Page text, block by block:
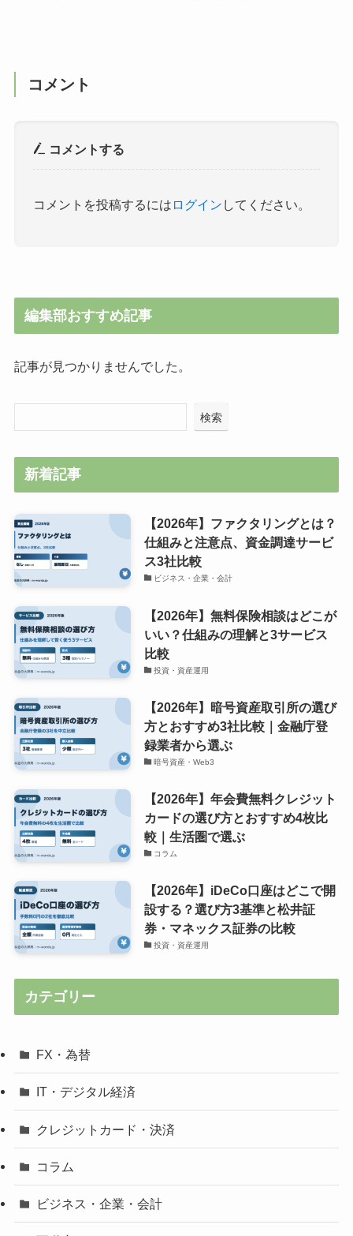
コメント
コメントする
コメントを投稿するには ログイン してください。
編集部おすすめ記事
記事が見つかりませんでした。
検索
新着記事
【2026年】ファクタリングとは？
仕組みと注意点、資金調達サービ
ス3社比較
ビジネス・企業・会計
【2026年】無料保険相談はどこが
いい？仕組みの理解と3サービス
比較
投資・資産運用
【2026年】暗号資産取引所の選び
方とおすすめ3社比較｜金融庁登
録業者から選ぶ
暗号資産・Web3
【2026年】年会費無料クレジット
カードの選び方とおすすめ4枚比
較｜生活圏で選ぶ
コラム
【2026年】iDeCo口座はどこで開
設する？選び方3基準と松井証
券・マネックス証券の比較
投資・資産運用
カテゴリー
FX・為替
IT・デジタル経済
クレジットカード・決済
コラム
ビジネス・企業・会計